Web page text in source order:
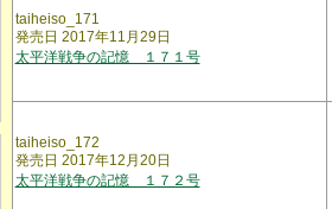
taiheiso_171
発売日 2017年11月29日
太平洋戦争の記憶 １７１号
taiheiso_172
発売日 2017年12月20日
太平洋戦争の記憶 １７２号